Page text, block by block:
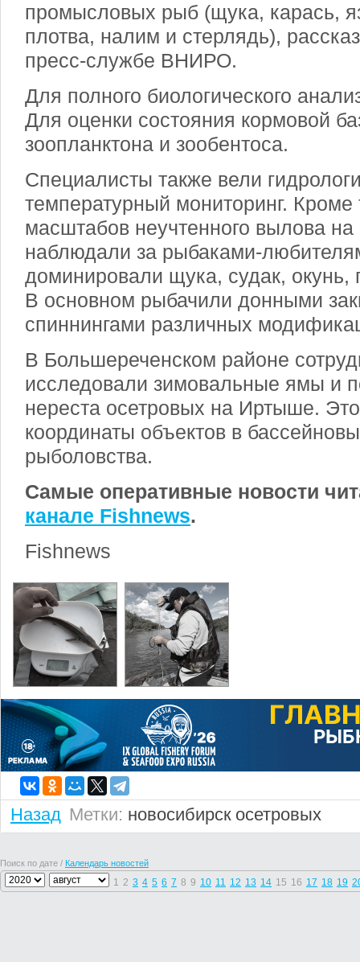
промысловых рыб (щука, карась,
плотва, налим и стерлядь),
пресс-службе ВНИРО.
Для полного биологического
Для оценки состояния кормовой
зоопланктона и зообентоса.
Специалисты также вели
температурный мониторинг. Кроме
масштабов неучтенного вылова
наблюдали за рыбаками-
доминировали щука, судак, окунь,
В основном рыбачили донными
спиннингами различных
В Большереченском районе
исследовали зимовальные ямы и
нереста осетровых на Иртыше. Это
координаты объектов в
рыболовства.
Самые оперативные новости
канале Fishnews.
Fishnews
Назад Метки: новосибирск осетровых
Поиск по дате / Календарь новостей
1 2 3 4 5 6 7 8 9 10 11 12 13 14 15 16 17 18 19